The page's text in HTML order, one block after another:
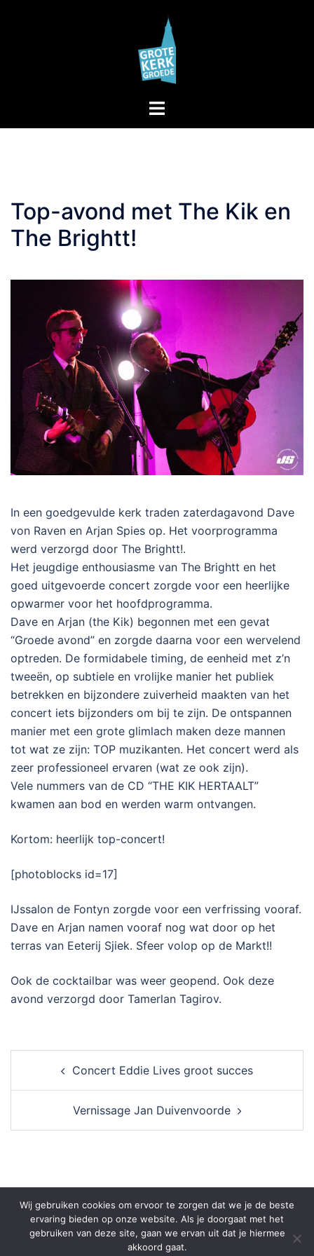
Toggle
Top-avond met The Kik en
The Brightt!
In een goedgevulde kerk traden zaterdagavond Dave
von Raven en Arjan Spies op. Het voorprogramma
werd verzorgd door The Brightt!.
Het jeugdige enthousiasme van The Brightt en het
goed uitgevoerde concert zorgde voor een heerlijke
opwarmer voor het hoofdprogramma.
Dave en Arjan (the Kik) begonnen met een gevat
“Groede avond” en zorgde daarna voor een wervelend
optreden. De formidabele timing, de eenheid met z’n
tweeën, op subtiele en vrolijke manier het publiek
betrekken en bijzondere zuiverheid maakten van het
concert iets bijzonders om bij te zijn. De ontspannen
manier met een grote glimlach maken deze mannen
tot wat ze zijn: TOP muzikanten. Het concert werd als
zeer professioneel ervaren (wat ze ook zijn).
Vele nummers van de CD “THE KIK HERTAALT”
kwamen aan bod en werden warm ontvangen.
Kortom: heerlijk top-concert!
[photoblocks id=17]
IJssalon de Fontyn zorgde voor een verfrissing vooraf.
Dave en Arjan namen vooraf nog wat door op het
terras van Eeterij Sjiek. Sfeer volop op de Markt!!
Ook de cocktailbar was weer geopend. Ook deze
avond verzorgd door Tamerlan Tagirov.
navigationConcert Eddie Lives groot succes
Vernissage Jan Duivenvoorde
Wij gebruiken cookies om ervoor te zorgen dat we je de beste
ervaring bieden op onze website. Als je doorgaat met het
gebruiken van deze site, gaan we ervan uit dat je hiermee
akkoord gaat.